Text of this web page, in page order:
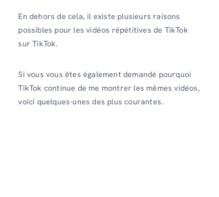
En dehors de cela, il existe plusieurs raisons
possibles pour les vidéos répétitives de TikTok
sur TikTok.
Si vous vous êtes également demandé pourquoi
TikTok continue de me montrer les mêmes vidéos,
voici quelques-unes des plus courantes.